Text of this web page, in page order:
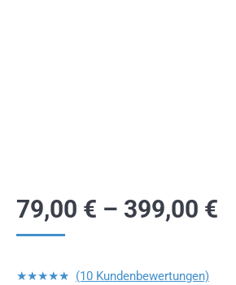
79,00 € – 399,00 €
★★★★★ (10 Kundenbewertungen)